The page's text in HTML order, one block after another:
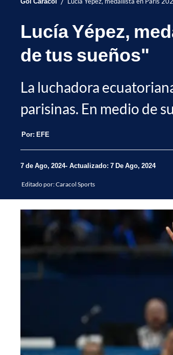
Lucía Yépez,
de tus sueños"
La luchadora
parisinas. En medio de
Por: EFE
7 de Ago, 2024 Actualizado: 7 De Ago, 2024
Editado por:Caracol Sports